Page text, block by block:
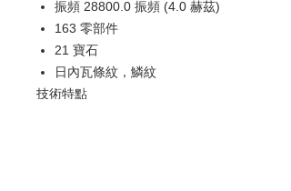
振頻 28800.0 振頻 (4.0 赫茲)
163 零部件
21 寶石
日內瓦條紋，鱗紋
技術特點